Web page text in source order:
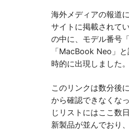
海外メディアの報道
サイトに掲載されて
の中に、モデル番号
「MacBook Neo」
時的に出現しました。
このリンクは数分後
から確認できなくな
じリストにはここ数
新製品が並んでおり